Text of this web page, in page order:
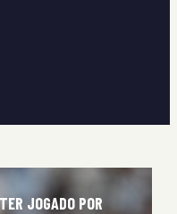
JOGADO POR